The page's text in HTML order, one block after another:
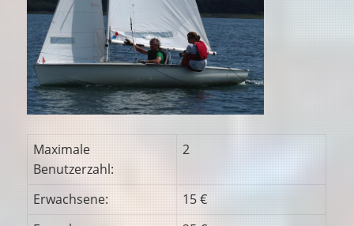
Maximale
Benutzerzahl:
2
Erwachsene:
15 €